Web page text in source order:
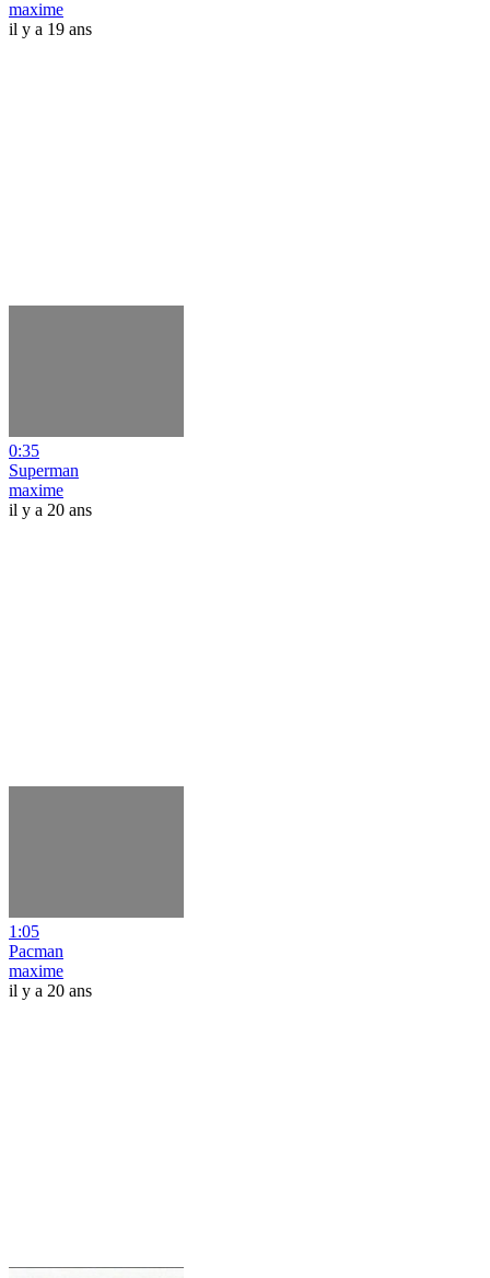
maxime
il y a 19 ans
0:35
Superman
maxime
il y a 20 ans
1:05
Pacman
maxime
il y a 20 ans